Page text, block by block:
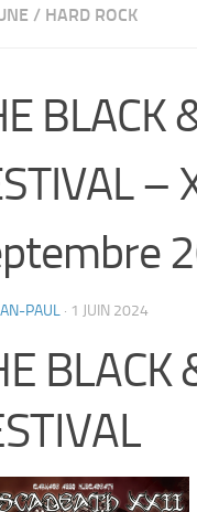
/ HARD ROCK
BLACK
–
PAUL · 1 JUIN 2024
BLACK